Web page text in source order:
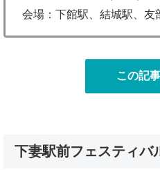
会場：下館駅、結城駅、友
この記
下妻駅前フェスティバ